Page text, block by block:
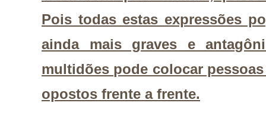
Pois todas estas expressões
ainda mais graves e
multidões pode colocar
opostos frente a frente.